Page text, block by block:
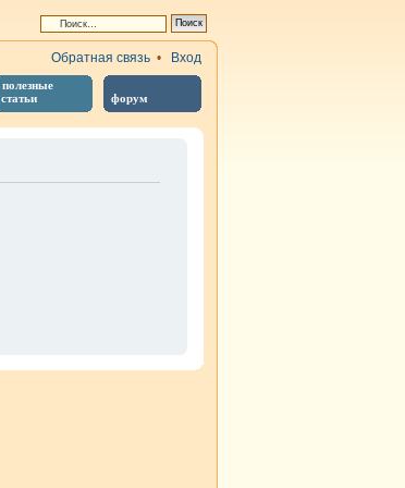
полезные
статьи
форум
Обратная связь • Вход